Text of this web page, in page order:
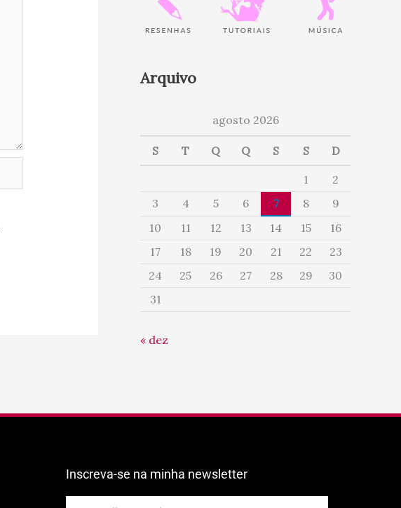
Arquivo
agosto 2026
S T Q Q S S D
1
2
3
4 5 6 7 8
9
10
11 12 13 14 15
16
17
18 19 20 21 22
23
24
25 26 27 28 29
30
31
« dez
Inscreva-se na minha newsletter